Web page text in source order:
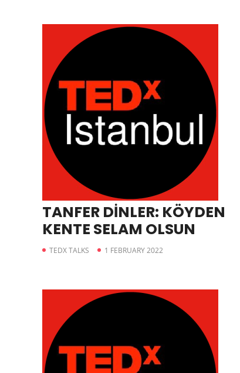
TANFER DİNLER: KÖYDEN
KENTE SELAM OLSUN
TEDX TALKS 1 FEBRUARY 2022